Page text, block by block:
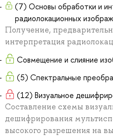
(7) Основы обработки и
радиолокационных
Получение,
интерпретация
Совмещение и слияние
(5) Спектральные
(12) Визуальное
Составление схемы
дешифрирования
высокого разрешения на